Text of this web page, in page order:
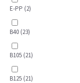
E-PP (2)
B40 (23)
B105 (21)
B125 (21)